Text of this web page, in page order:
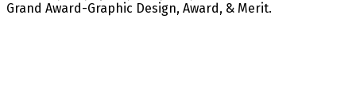
Grand Award-Graphic Design, Award, & Merit.